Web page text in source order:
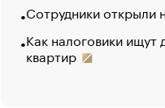
Сотрудники открыли
Как налоговики
квартир